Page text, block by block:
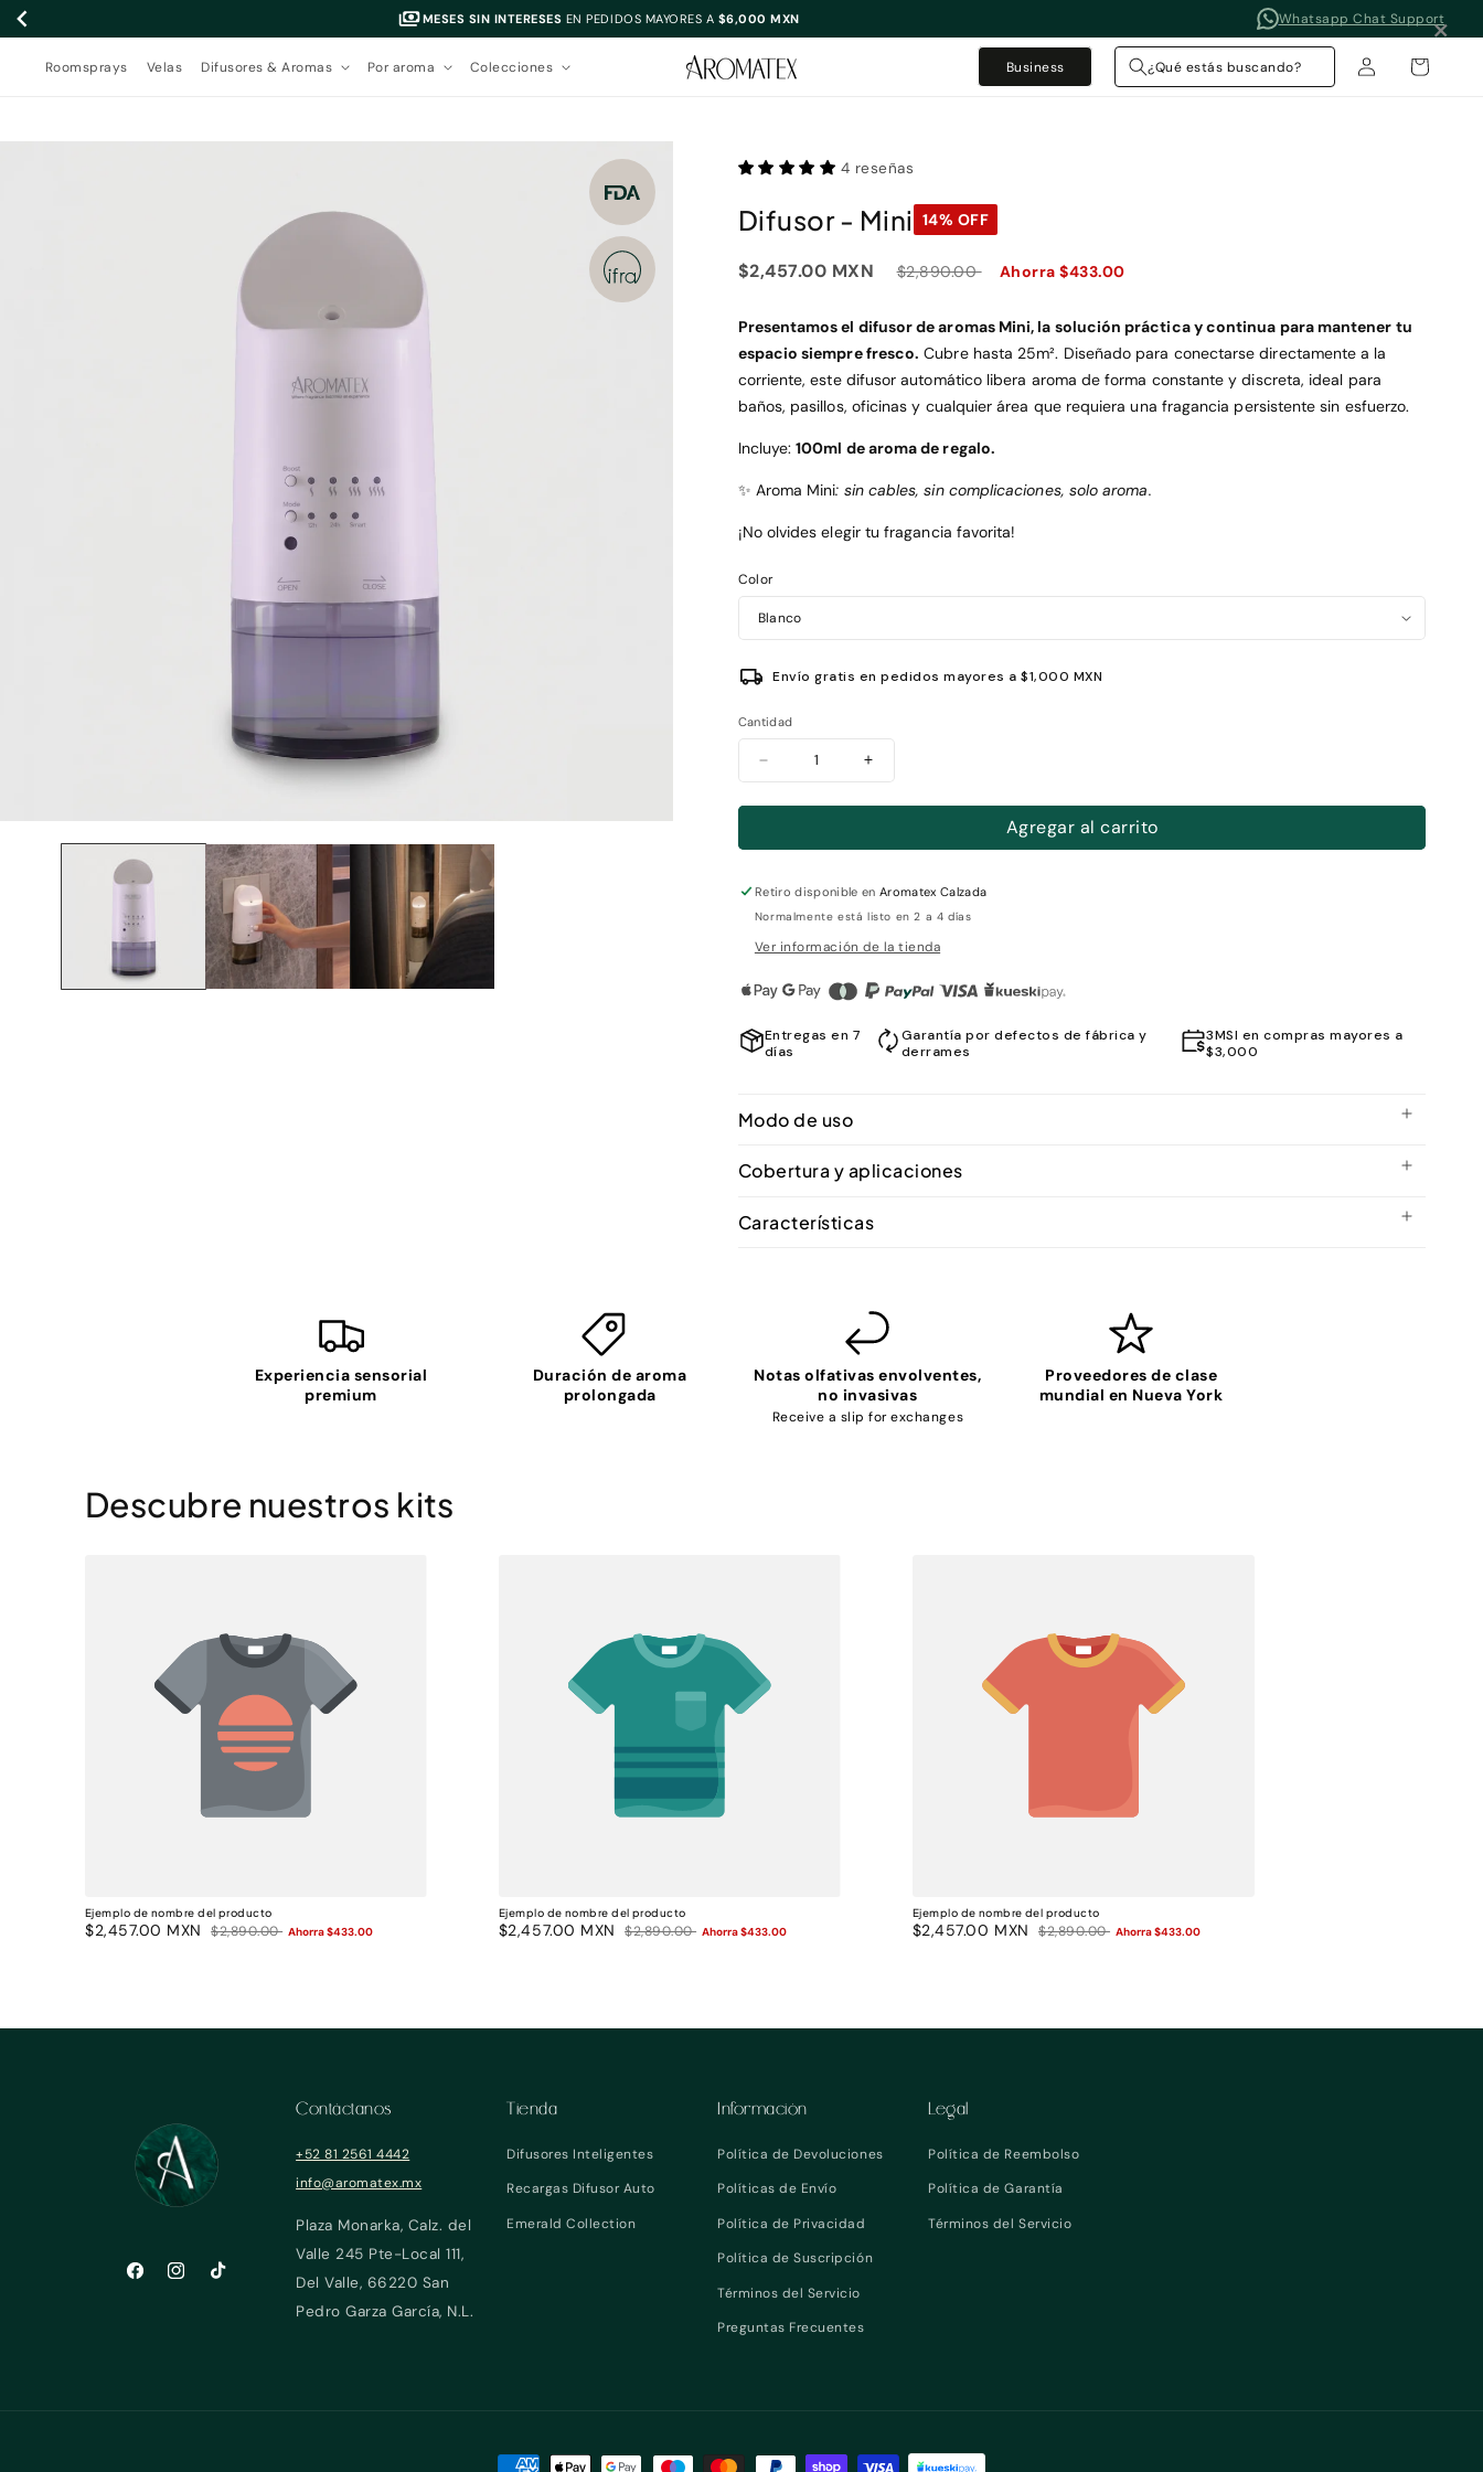
directamente
al contenido
MESES SIN INTERESES EN PEDIDOS MAYORES A $6,000 MXN Whatsapp Chat Support
Roomsprays Velas Difusores & Aromas Por aroma Colecciones Business ¿Qué estás buscando?
sesión
Carrito
directamente
4 reseñas
Difusor - Mini 14% OFF
Precio
oferta
$2,457.00 MXN
Precio
$2,890.00 Ahorra $433.00
Presentamos el difusor de aromas Mini, la solución práctica y continua para mantener tu
espacio siempre fresco. Cubre hasta 25m². Diseñado para conectarse directamente a la
corriente, este difusor automático libera aroma de forma constante y discreta, ideal para
baños, pasillos, oficinas y cualquier área que requiera una fragancia persistente sin esfuerzo.
Incluye:100ml de aroma de regalo.
✨ Aroma Mini: sin cables, sin complicaciones, solo aroma.
¡No olvides elegir tu fragancia favorita!
Color
Envío gratis en pedidos mayores a $1,000 MXN
Cantidad
Reducir
cantidad
para
-
Aumentar
cantidad
para
-
Agregar al carrito
Retiro disponible enAromatex Calzada
Normalmente está listo en 2 a 4 días
Ver información de la tienda
Entregas en 7
días
Garantía por defectos de fábrica y
derrames
3MSI en compras mayores a
$3,000
Modo de uso
Cobertura y aplicaciones
Características
Experiencia sensorial
premium
Duración de aroma
prolongada
Notas olfativas envolventes,
no invasivas
Receive a slip for exchanges
Proveedores de clase
mundial en Nueva York
Descubre nuestros kits
Ejemplo de nombre del producto
Precio
$2,457.00 MXN Precio
$2,890.00 Ahorra $433.00
Ejemplo de nombre del producto
Precio
$2,457.00 MXN Precio
$2,890.00 Ahorra $433.00
Ejemplo de nombre del producto
Precio
$2,457.00 MXN Precio
$2,890.00 Ahorra $433.00
FacebookInstagramTikTok
Contáctanos
+52 81 2561 4442
info@aromatex.mx
Plaza Monarka, Calz. del
Valle 245 Pte-Local 111,
Del Valle, 66220 San
Pedro Garza García, N.L.
Tienda
Difusores Inteligentes
Recargas Difusor Auto
Emerald Collection
Información
Política de Devoluciones
Políticas de Envío
Política de Privacidad
Política de Suscripción
Términos del Servicio
Preguntas Frecuentes
Legal
Política de Reembolso
Política de Garantía
Términos del Servicio
Formas
×